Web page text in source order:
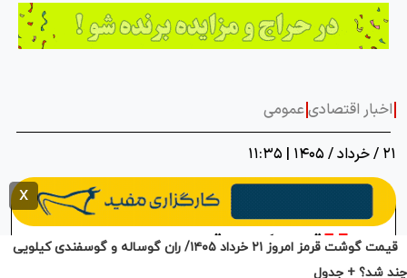
قیمت گوشت قرمز امروز ۲۱ خرداد ۱۴۰۵/ ران گوساله و گوسفندی کیلویی
چند شد؟ + جدول